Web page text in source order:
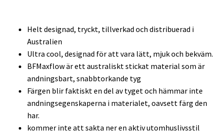
Helt designad, tryckt, tillverkad och distribuerad i
Australien
Ultra cool, designad för att vara lätt, mjuk och bekväm.
BFMaxflow är ett australiskt stickat material som är
andningsbart, snabbtorkande tyg
Färgen blir faktiskt en del av tyget och hämmar inte
andningsegenskaperna i materialet, oavsett färg den
har.
kommer inte att sakta ner en aktiv utomhuslivsstil